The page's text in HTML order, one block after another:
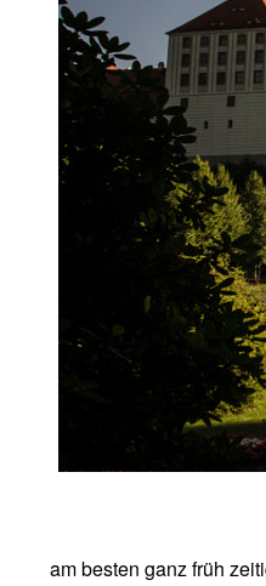
am besten ganz früh